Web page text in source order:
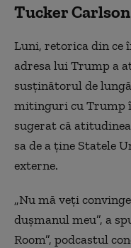
Tucker
Luni, retorica din ce
adresa lui Trump a
susţinătorul de
mitinguri cu Trump
sugerat că
sa de a ţine Statele
externe.
„Nu mă veţi
duşmanul meu”, a
Room”, podcastul